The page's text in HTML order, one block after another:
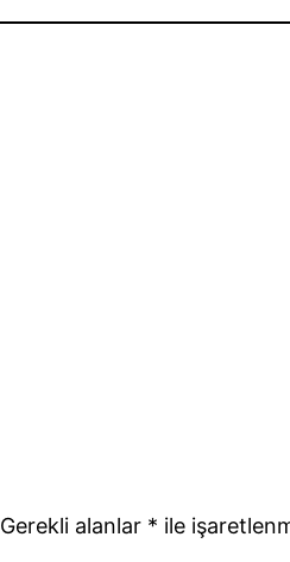
Gerekli alanlar * ile